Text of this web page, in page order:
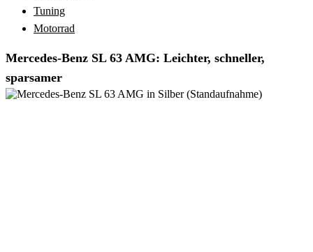
Tuning
Motorrad
Mercedes-Benz SL 63 AMG: Leichter, schneller,
sparsamer